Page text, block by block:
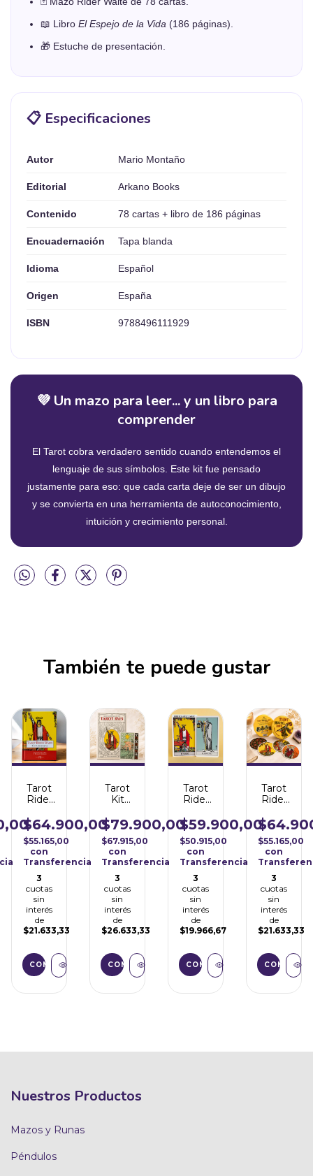
📖 Libro El Espejo de la Vida (186 páginas).
🎁 Estuche de presentación.
📋 Especificaciones
Autor Mario Montaño
Editorial Arkano Books
Contenido 78 cartas + libro de 186 páginas
Encuadernación Tapa blanda
Idioma Español
Origen España
ISBN 9788496111929
💜 Un mazo para leer... y un libro para
comprender
El Tarot cobra verdadero sentido cuando entendemos el
lenguaje de sus símbolos. Este kit fue pensado
justamente para eso: que cada carta deje de ser un dibujo
y se convierta en una herramienta de autoconocimiento,
intuición y crecimiento personal.
También te puede gustar
Tarot
Rider
- Guía
Definitiva
$64.900,00
$55.165,00
con
Transferencia
3
cuotas
sin
interés
de
$21.633,33
Tarot
Kit
Versión
Original
1909 -
Edición
de
Lujo
$79.900,00
$67.915,00
con
Transferencia
3
cuotas
sin
interés
de
$26.633,33
Tarot
Rider
-
Arkano
Books
$59.900,00
$50.915,00
con
Transferencia
3
cuotas
sin
interés
de
$19.966,67
Tarot
Rider
Original
1909
Circular
- Lo
Scarabeo
$55.165,00
con
3
cuotas
sin
interés
de
$21.633,33
Nuestros Productos
Mazos y Runas
Péndulos